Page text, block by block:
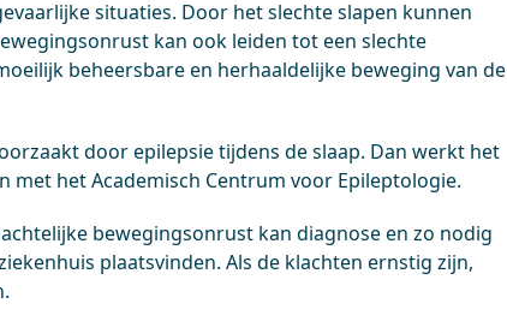
situaties. Door het slechte slapen kunnen
kan ook leiden tot een slechte
beheersbare en herhaaldelijke beweging van de
door epilepsie tijdens de slaap. Dan werkt het
met het Academisch Centrum voor Epileptologie.
bewegingsonrust kan diagnose en zo nodig
plaatsvinden. Als de klachten ernstig zijn,